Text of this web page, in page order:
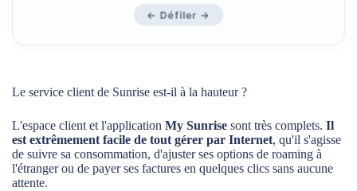
← Défiler →
Le service client de Sunrise est-il à la hauteur ?
L'espace client et l'application My Sunrise sont très complets. Il
est extrêmement facile de tout gérer par Internet, qu'il s'agisse
de suivre sa consommation, d'ajuster ses options de roaming à
l'étranger ou de payer ses factures en quelques clics sans aucune
attente.